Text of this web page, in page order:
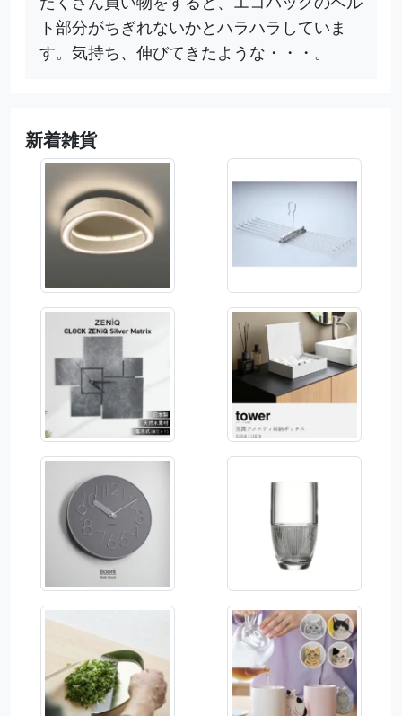
ト部分がちぎれないかとハラハラしていま
す。気持ち、伸びてきたような・・・。
新着雑貨